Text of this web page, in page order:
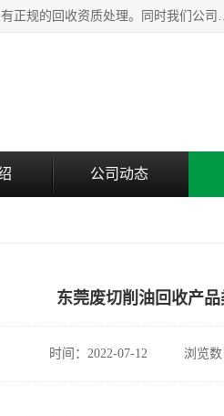
东莞市大岭山莞峰清洗剂经营部提供废旧化工原料的循环使用存放点，
公司动态
东莞废切削油回收产
时间：2022-07-12 浏览数